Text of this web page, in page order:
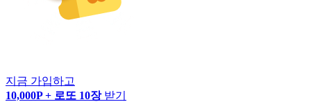
지금 가입하고
10,000P + 로또 10장 받기